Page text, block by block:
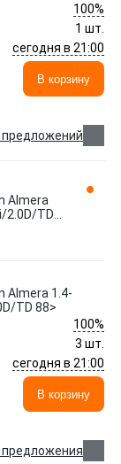
100%
1 шт.
сегодня в 21:00
В корзину
предложений
Almera
2.0D/TD
Almera 1.4-
TD 88>
100%
3 шт.
сегодня в 21:00
В корзину
предложения